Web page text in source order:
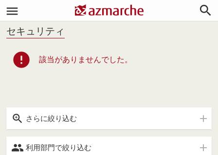


セキュリティ
error 該当がありませんでした。
 さらに絞り込む
 利用部門で絞り込む